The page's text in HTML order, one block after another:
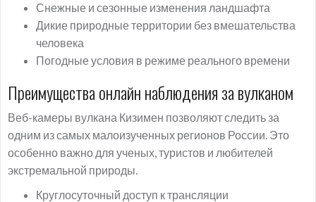
Снежные и сезонные изменения ландшафта
Дикие природные территории без вмешательства
человека
Погодные условия в режиме реального времени
Преимущества онлайн наблюдения за вулканом
Веб-камеры вулкана Кизимен позволяют следить за
одним из самых малоизученных регионов России. Это
особенно важно для ученых, туристов и любителей
экстремальной природы.
Круглосуточный доступ к трансляции